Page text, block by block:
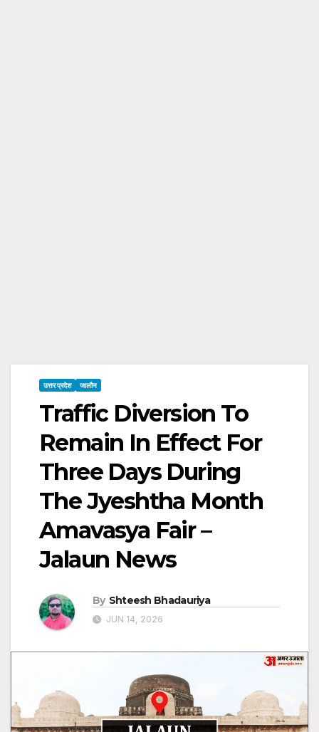
उत्तर प्रदेश जालौन
Traffic Diversion To
Remain In Effect For
Three Days During
The Jyeshtha Month
Amavasya Fair –
Jalaun News
By Shteesh Bhadauriya
JUN 14, 2026